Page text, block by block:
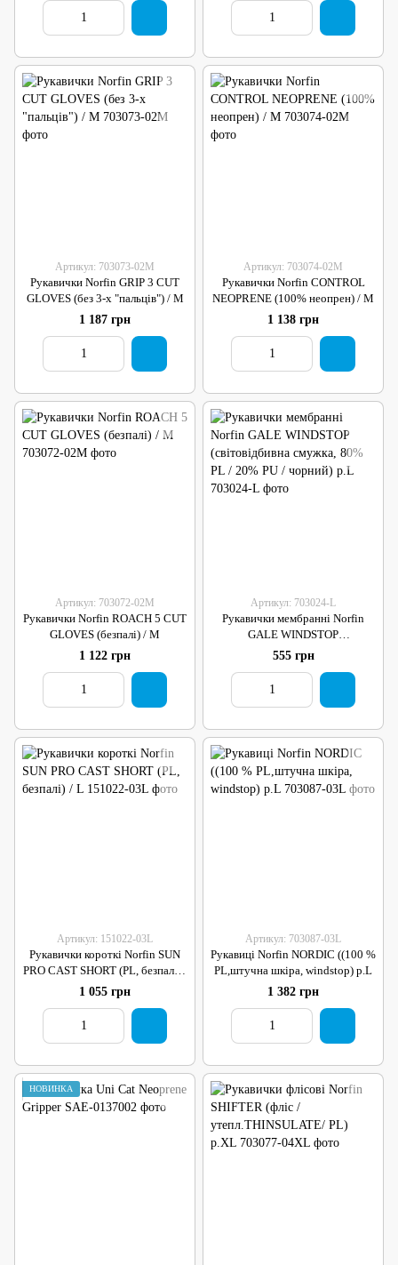
Артикул: 703073-02M
Рукавички Norfin GRIP 3 CUT
GLOVES (без 3-х "пальців") / M
1 187 грн
Артикул: 703074-02M
Рукавички Norfin CONTROL
NEOPRENE (100% неопрен) / M
1 138 грн
Артикул: 703072-02M
Рукавички Norfin ROACH 5 CUT
GLOVES (безпалі) / M
1 122 грн
Артикул: 703024-L
Рукавички мембранні Norfin
GALE WINDSTOP
(світовідбивна смужка, 80% PL /
20% PU / чорний) р.L
555 грн
Артикул: 151022-03L
Рукавички короткі Norfin SUN
PRO CAST SHORT (PL, безпалі) /
L
1 055 грн
Артикул: 703087-03L
Рукавиці Norfin NORDIC ((100 %
PL,штучна шкіра, windstop) р.L
1 382 грн
НОВИНКА